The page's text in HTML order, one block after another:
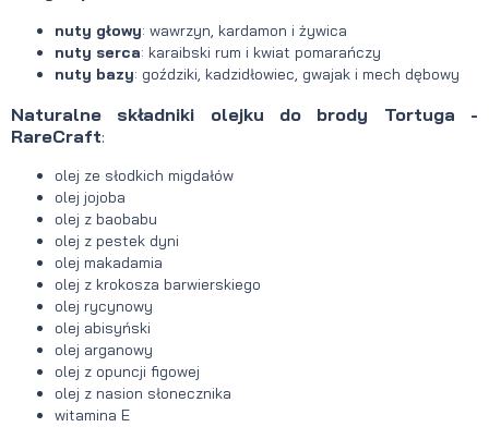
nuty głowy: wawrzyn, kardamon i żywica
nuty serca: karaibski rum i kwiat pomarańczy
nuty bazy: goździki, kadzidłowiec, gwajak i mech dębowy
Naturalne składniki olejku do brody Tortuga -
RareCraft:
olej ze słodkich migdałów
olej jojoba
olej z baobabu
olej z pestek dyni
olej makadamia
olej z krokosza barwierskiego
olej rycynowy
olej abisyński
olej arganowy
olej z opuncji figowej
olej z nasion słonecznika
witamina E